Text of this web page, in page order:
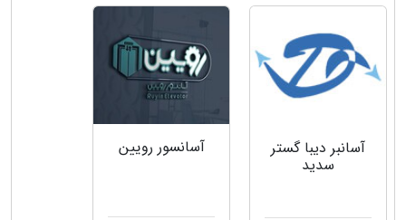
آسانبر دیبا گستر
سدید
آسانسور رویین